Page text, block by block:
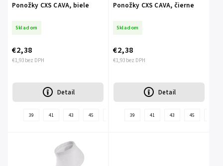
Ponožky CXS CAVA, biele
Skladom
€1,93 bez DPH
€2,38
Detail
39 41 43 45
+
ďalšie
Ponožky CXS CAVA, čierne
Skladom
€1,93 bez DPH
€2,38
Detail
39 41 43 45